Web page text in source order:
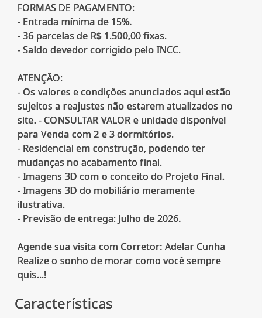
FORMAS DE PAGAMENTO:
- Entrada mínima de 15%.
- 36 parcelas de R$ 1.500,00 fixas.
- Saldo devedor corrigido pelo INCC.
ATENÇÃO:
- Os valores e condições anunciados aqui estão
sujeitos a reajustes não estarem atualizados no
site. - CONSULTAR VALOR e unidade disponível
para Venda com 2 e 3 dormitórios.
- Residencial em construção, podendo ter
mudanças no acabamento final.
- Imagens 3D com o conceito do Projeto Final.
- Imagens 3D do mobiliário meramente
ilustrativa.
- Previsão de entrega: Julho de 2026.
Agende sua visita com Corretor: Adelar Cunha
Realize o sonho de morar como você sempre
Características